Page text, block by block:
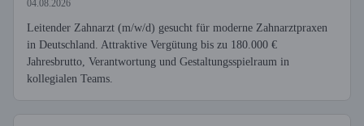
04.08.2026
Leitender Zahnarzt (m/w/d) gesucht für moderne Zahnarztpraxen
in Deutschland. Attraktive Vergütung bis zu 180.000 €
Jahresbrutto, Verantwortung und Gestaltungsspielraum in
kollegialen Teams.